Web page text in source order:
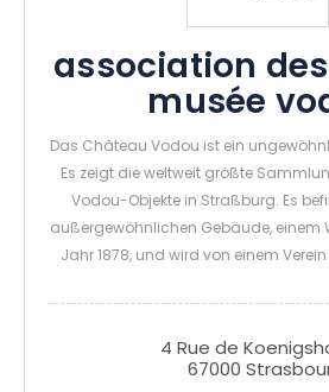
association
musée
Das Château Vodou ist ein
Es zeigt die weltweit größte
Vodou-Objekte in Straßburg. Es
außergewöhnlichen Gebäude, einem
Jahr 1878, und wird von einem
eine Religion, die ein breites
und Glaubensvorstellungen
ursprünglich aus Westafrika und hat
gesagt im ehemaligen Königreich
4 Rue de
67000